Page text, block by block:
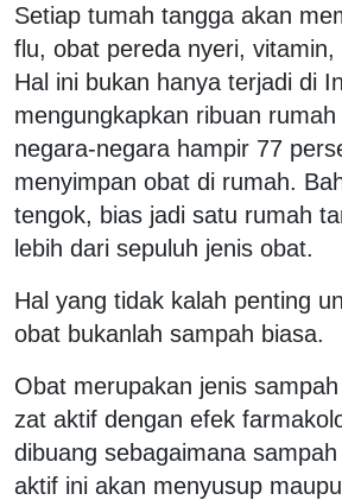
Setiap tumah tangga akan
flu, obat pereda nyeri, vitamin,
Hal ini bukan hanya terjadi di
mengungkapkan ribuan
negara-negara hampir 77
menyimpan obat di rumah.
tengok, bias jadi satu rumah
lebih dari sepuluh jenis obat.
Hal yang tidak kalah penting
obat bukanlah sampah biasa.
Obat merupakan jenis
zat aktif dengan efek
dibuang sebagaimana
aktif ini akan menyusup